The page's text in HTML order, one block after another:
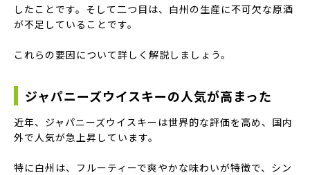
したことです。そして二つ目は、白州の生産に不可欠な原酒
が不足していることです。
これらの要因について詳しく解説しましょう。
ジャパニーズウイスキーの人気が高まった
近年、ジャパニーズウイスキーは世界的な評価を高め、国内
外で人気が急上昇しています。
特に白州は、フルーティーで爽やかな味わいが特徴で、シン